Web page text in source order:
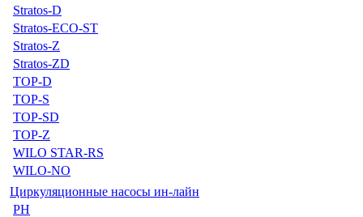
Stratos-D
Stratos-ECO-ST
Stratos-Z
Stratos-ZD
TOP-D
TOP-S
TOP-SD
TOP-Z
WILO STAR-RS
WILO-NO
Циркуляционные насосы ин-лайн
PH